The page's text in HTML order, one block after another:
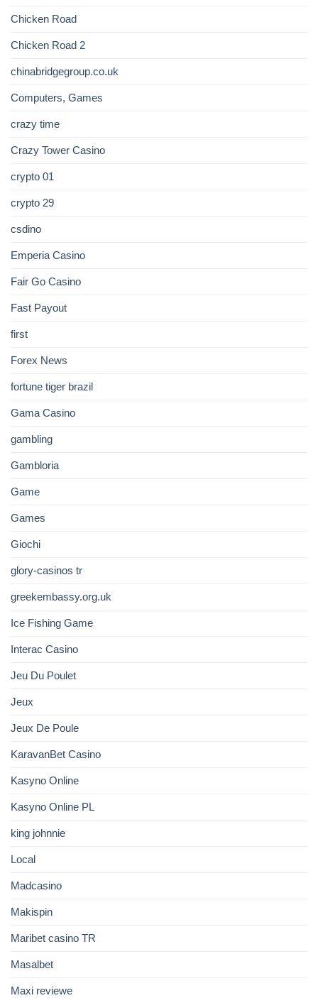
Chicken Road
Chicken Road 2
chinabridgegroup.co.uk
Computers, Games
crazy time
Crazy Tower Сasino
crypto 01
crypto 29
csdino
Emperia Casino
Fair Go Casino
Fast Payout
first
Forex News
fortune tiger brazil
Gama Casino
gambling
Gambloria
Game
Games
Giochi
glory-casinos tr
greekembassy.org.uk
Ice Fishing Game
Interac Casino
Jeu Du Poulet
Jeux
Jeux De Poule
KaravanBet Casino
Kasyno Online
Kasyno Online PL
king johnnie
Local
Madcasino
Makispin
Maribet casino TR
Masalbet
Maxi reviewe